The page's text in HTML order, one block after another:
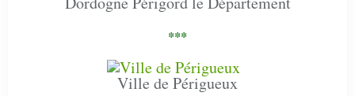
***
Ville de Périgueux